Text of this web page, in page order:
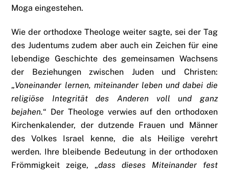
Moga eingestehen.
Wie der orthodoxe Theologe weiter sagte, sei der Tag
des Judentums zudem aber auch ein Zeichen für eine
lebendige Geschichte des gemeinsamen Wachsens
der Beziehungen zwischen Juden und Christen:
„Voneinander lernen, miteinander leben und dabei die
religiöse Integrität des Anderen voll und ganz
bejahen.“ Der Theologe verwies auf den orthodoxen
Kirchenkalender, der dutzende Frauen und Männer
des Volkes Israel kenne, die als Heilige verehrt
werden. Ihre bleibende Bedeutung in der orthodoxen
Frömmigkeit zeige, „dass dieses Miteinander fest